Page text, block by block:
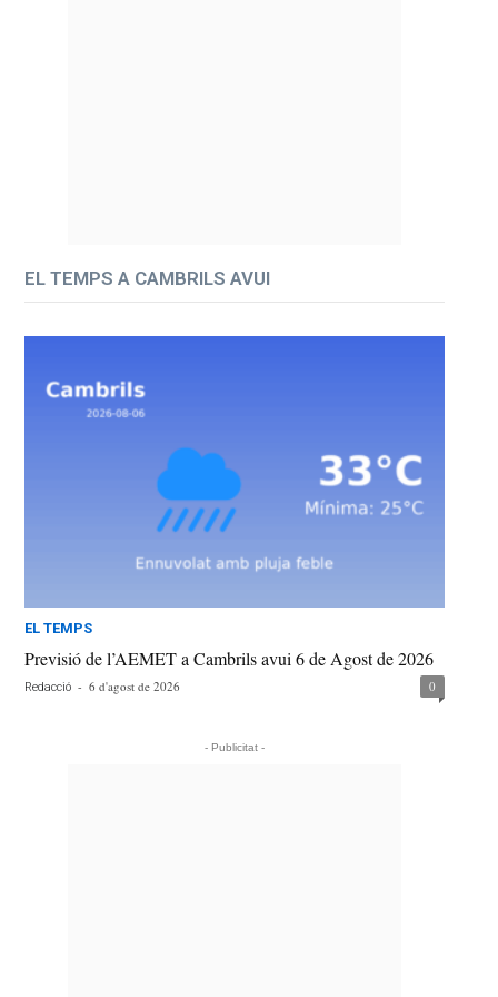
EL TEMPS A CAMBRILS AVUI
EL TEMPS
Previsió de l’AEMET a Cambrils avui 6 de Agost de 2026
Redacció - 6 d'agost de 2026 0
- Publicitat -